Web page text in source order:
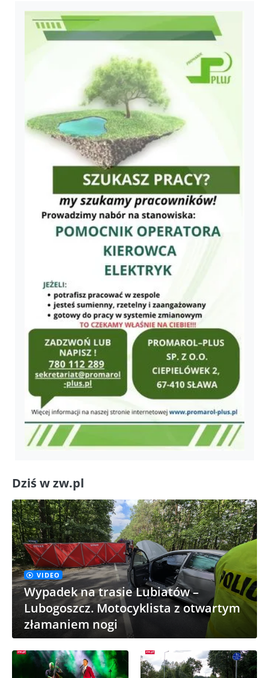
Dziś w zw.pl
VIDEO
Wypadek na trasie Lubiatów –
Lubogoszcz. Motocyklista z otwartym
złamaniem nogi